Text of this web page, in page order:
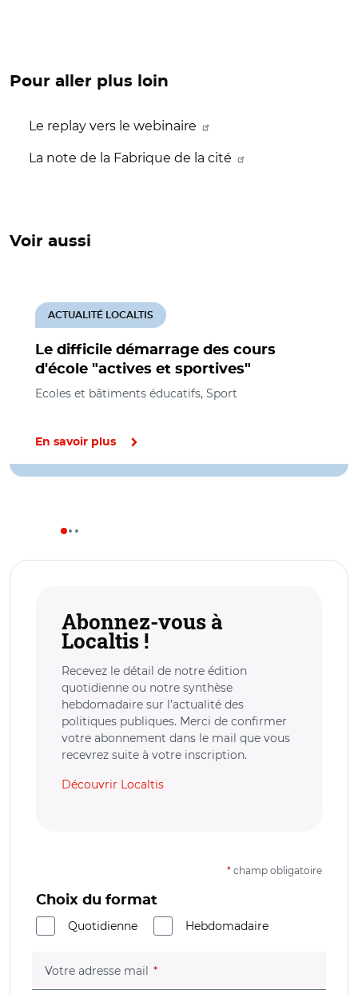
Pour aller plus loin
Le replay vers le webinaire
La note de la Fabrique de la cité
Voir aussi
Le difficile démarrage des cours
d'école "actives et sportives"
ACTUALITÉ LOCALTIS
Ecoles et bâtiments éducatifs, Sport
En savoir plus
Abonnez-vous à
Localtis !
Recevez le détail de notre édition
quotidienne ou notre synthèse
hebdomadaire sur l’actualité des
politiques publiques. Merci de confirmer
votre abonnement dans le mail que vous
recevrez suite à votre inscription.
Découvrir Localtis
* champ obligatoire
Choix du format
Quotidienne
Hebdomadaire
Votre adresse mail (champ obligatoire)